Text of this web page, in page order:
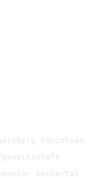
künzelsau
kochertal